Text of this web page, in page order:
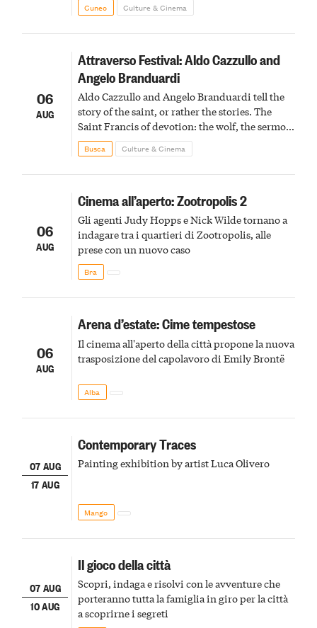
Cuneo Culture & Cinema
06
AUG
Attraverso Festival: Aldo Cazzullo and
Angelo Branduardi
Aldo Cazzullo and Angelo Branduardi tell the
story of the saint, or rather the stories. The
Saint Francis of devotion: the wolf, the sermon
to the birds, the stigmata
Busca Culture & Cinema
06
AUG
Cinema all’aperto: Zootropolis 2
Gli agenti Judy Hopps e Nick Wilde tornano a
indagare tra i quartieri di Zootropolis, alle
prese con un nuovo caso
Bra
06
AUG
Arena d’estate: Cime tempestose
Il cinema all'aperto della città propone la nuova
trasposizione del capolavoro di Emily Brontë
Alba
07 AUG
17 AUG
Contemporary Traces
Painting exhibition by artist Luca Olivero
Mango
07 AUG
10 AUG
Il gioco della città
Scopri, indaga e risolvi con le avventure che
porteranno tutta la famiglia in giro per la città
a scoprirne i segreti